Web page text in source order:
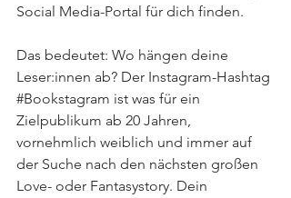
Social Media-Portal für dich finden.
Das bedeutet: Wo hängen deine
Leser:innen ab? Der Instagram-Hashtag
#Bookstagram ist was für ein
Zielpublikum ab 20 Jahren,
vornehmlich weiblich und immer auf
der Suche nach den nächsten großen
Love- oder Fantasystory. Dein